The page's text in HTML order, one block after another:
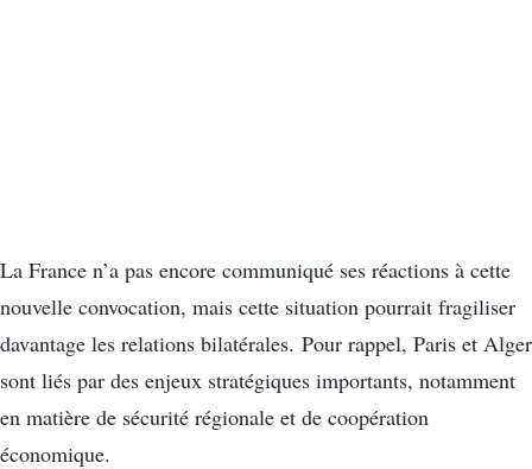
La France n’a pas encore communiqué ses réactions à cette
nouvelle convocation, mais cette situation pourrait fragiliser
davantage les relations bilatérales. Pour rappel, Paris et Alger
sont liés par des enjeux stratégiques importants, notamment
en matière de sécurité régionale et de coopération
économique.